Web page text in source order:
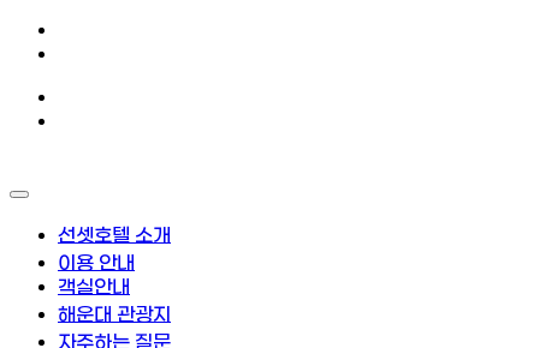
선셋호텔 소개
이용 안내
객실안내
해운대 관광지
자주하는 질문